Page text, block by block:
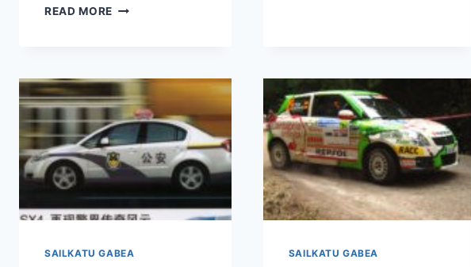
READ MORE SUZUKI
EROSI
BEHAR
AL
ZENUKE?
SAILKATU GABEA SAILKATU GABEA